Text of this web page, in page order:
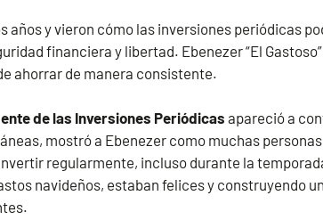
años y vieron cómo las inversiones periódicas
financiera y libertad. Ebenezer “El
ahorrar de manera consistente.
de las Inversiones Periódicasapareció a
mostró a Ebenezer como muchas
regularmente, incluso durante la
navideños, estaban felices y construyendo